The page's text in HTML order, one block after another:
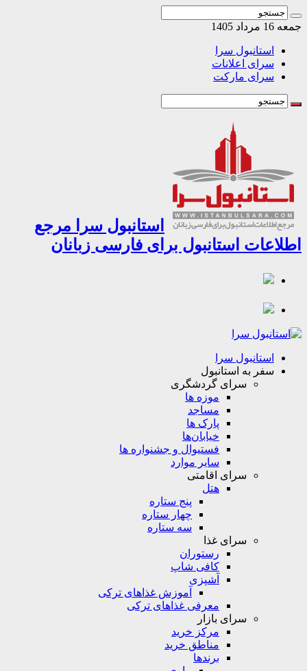
1405
استانبول سرا
سرای اعلانات
سرای مارکت
استانبول سرا مرجع
استانبول برای فارسی زبانان
استانبول سرا
سفر به استانبول
سرای گردشگری
موزه ها
مساجد
پارک ها
خیابان‌ها
فستیوال و جشنواره ها
سایر موارد
سرای اقامتی
هتل
پنج ستاره
چهار ستاره
سه ستاره
سرای غذا
رستوران
کافی شاپ
آشپزی
آموزش غذاهای ترکی
معرفی غذاهای ترکی
سرای بازار
مرکز خرید
مناطق خرید
برندها